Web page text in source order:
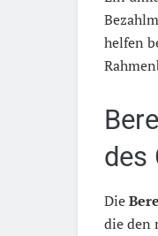
helfen
des
Die
die den